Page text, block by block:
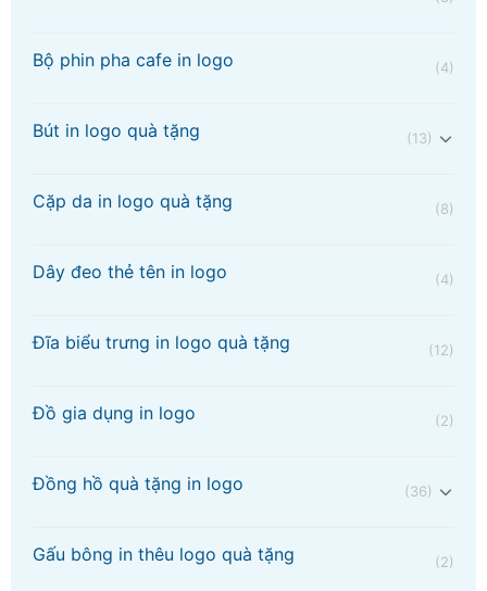
Bộ phin pha cafe in logo (4)
Bút in logo quà tặng (13)
Cặp da in logo quà tặng (8)
Dây đeo thẻ tên in logo (4)
Đĩa biểu trưng in logo quà tặng (12)
Đồ gia dụng in logo (2)
Đồng hồ quà tặng in logo (36)
Gấu bông in thêu logo quà tặng (2)